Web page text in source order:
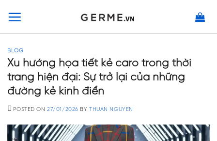
BLOG
Xu hướng họa tiết kẻ caro trong thời
trang hiện đại: Sự trở lại của những
đường kẻ kinh điển
POSTED ON27/01/2026 BYTHUAN NGUYEN